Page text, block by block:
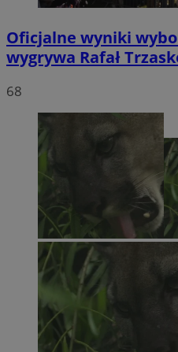
Oficjalne wyniki
wygrywa Rafał
68